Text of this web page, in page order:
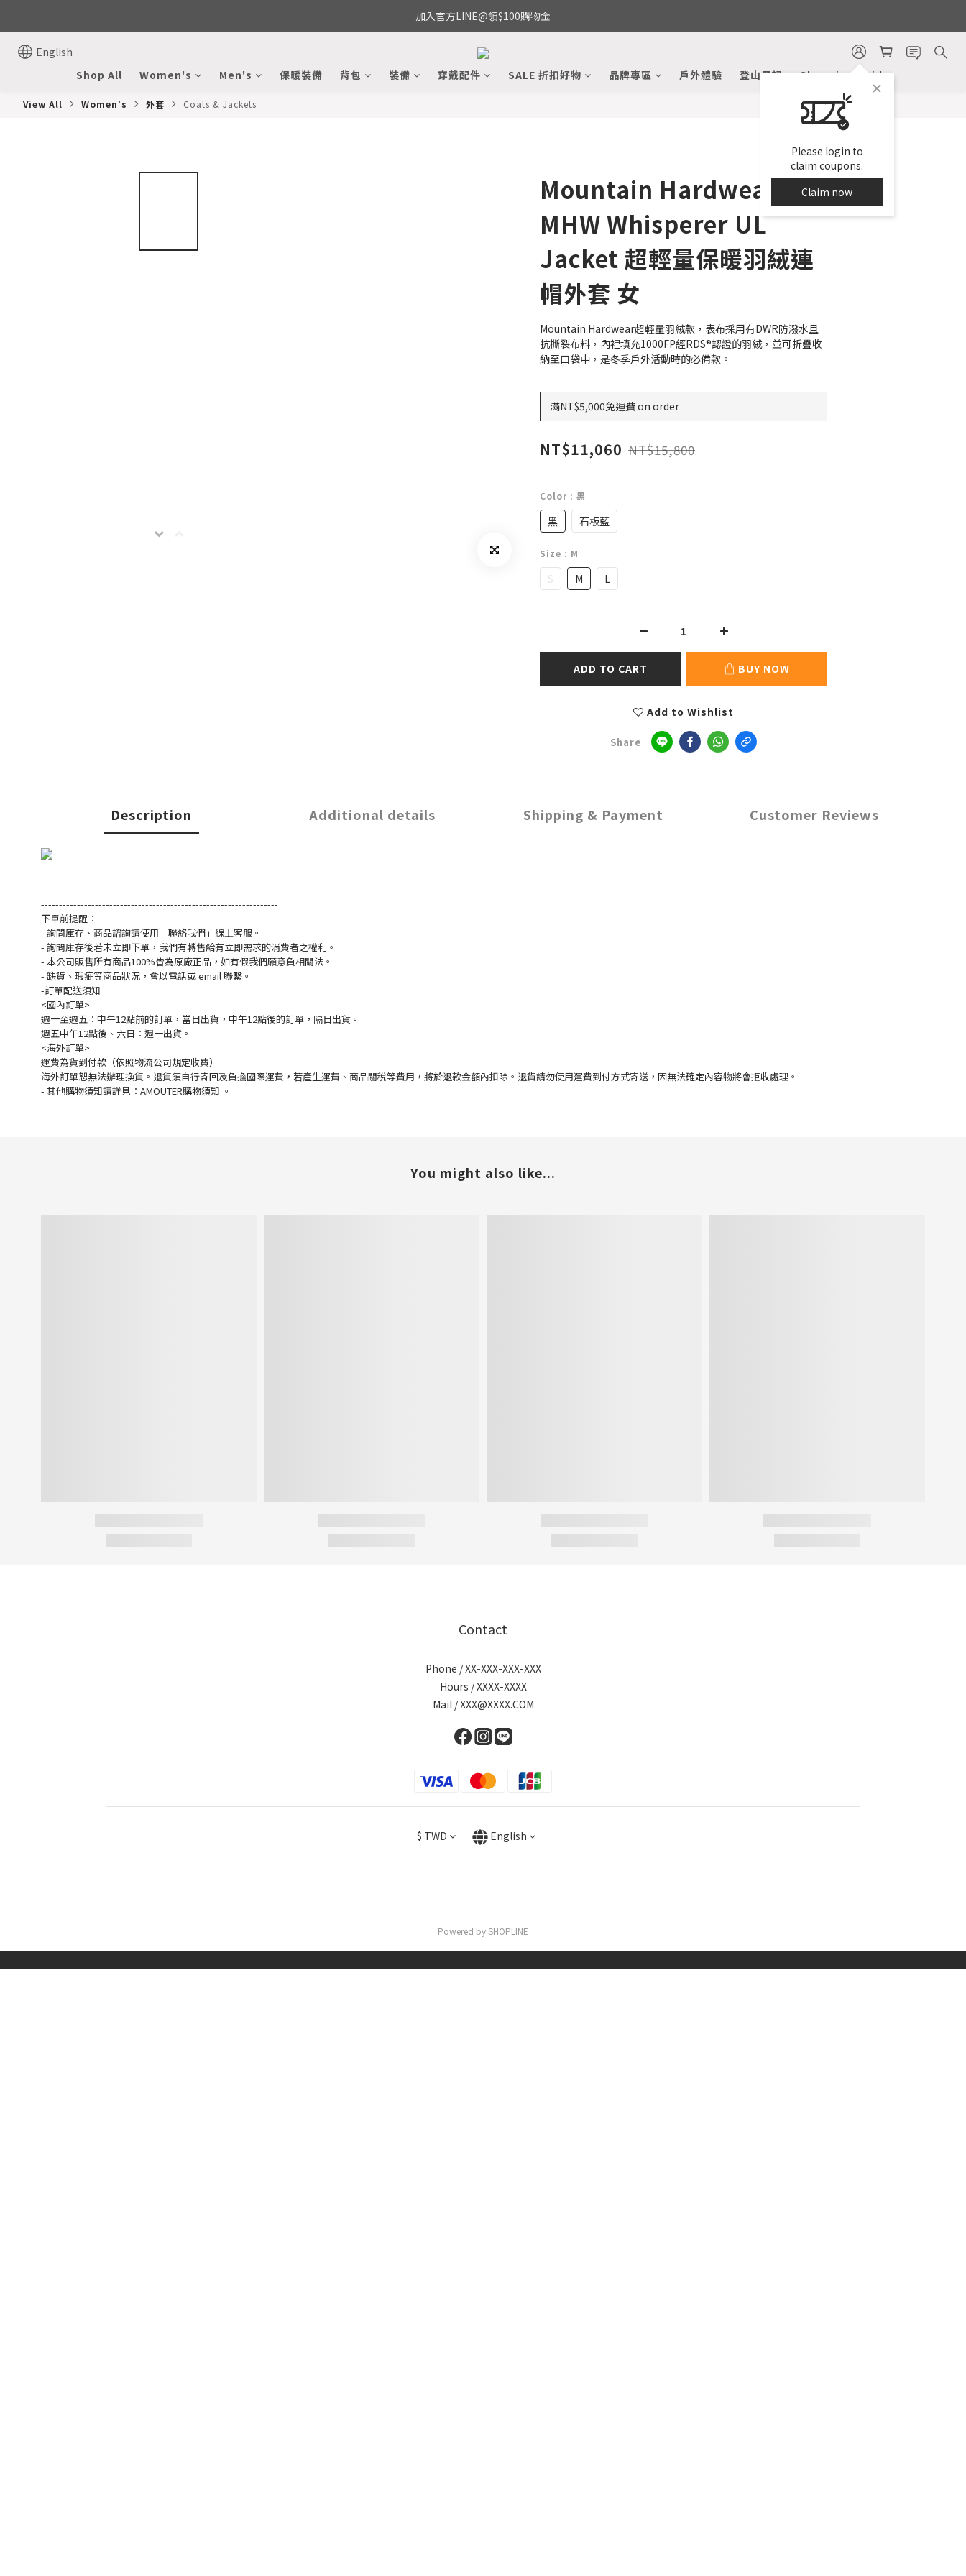
加入官方LINE@領$100購物金
English
Please login to
claim coupons.
Claim now
Shop All Women's Men's 保暖裝備 背包 裝備 穿戴配件 SALE 折扣好物 品牌專區 戶外體驗 登山日記 Shopping Guide
View All Women's 外套 Coats & Jackets
Mountain Hardwear
MHW Whisperer UL
Jacket 超輕量保暖羽絨連
帽外套 女
Mountain Hardwear超輕量羽絨款，表布採用有DWR防潑水且
抗撕裂布料，內裡填充1000FP經RDS®認證的羽絨，並可折疊收
納至口袋中，是冬季戶外活動時的必備款。
滿NT$5,000免運費 on order
NT$11,060 NT$15,800
Color : 黑
黑 石板藍
Size : M
S M L
ADD TO CART BUY NOW
Add to Wishlist
Share
Description Additional details Shipping & Payment Customer Reviews
------------------------------------------------------------------
下單前提醒：
- 詢問庫存、商品諮詢請使用「聯絡我們」線上客服。
- 詢問庫存後若未立即下單，我們有轉售給有立即需求的消費者之權利。
- 本公司販售所有商品100%皆為原廠正品，如有假我們願意負相關法。
- 缺貨、瑕疵等商品狀況，會以電話或 email 聯繫。
-訂單配送須知
<國內訂單>
週一至週五：中午12點前的訂單，當日出貨，中午12點後的訂單，隔日出貨。
週五中午12點後、六日：週一出貨。
<海外訂單>
運費為貨到付款（依照物流公司規定收費）
海外訂單恕無法辦理換貨。退貨須自行寄回及負擔國際運費，若產生運費、商品關稅等費用，將於退款金額內扣除。退貨請勿使用運費到付方式寄送，因無法確定內容物將會拒收處理。
- 其他購物須知請詳見： AMOUTER購物須知 。
You might also like...
BUY NOW
Contact
Phone / XX-XXX-XXX-XXX
Hours / XXXX-XXXX
Mail / XXX@XXXX.COM
$ TWD English
Powered by SHOPLINE